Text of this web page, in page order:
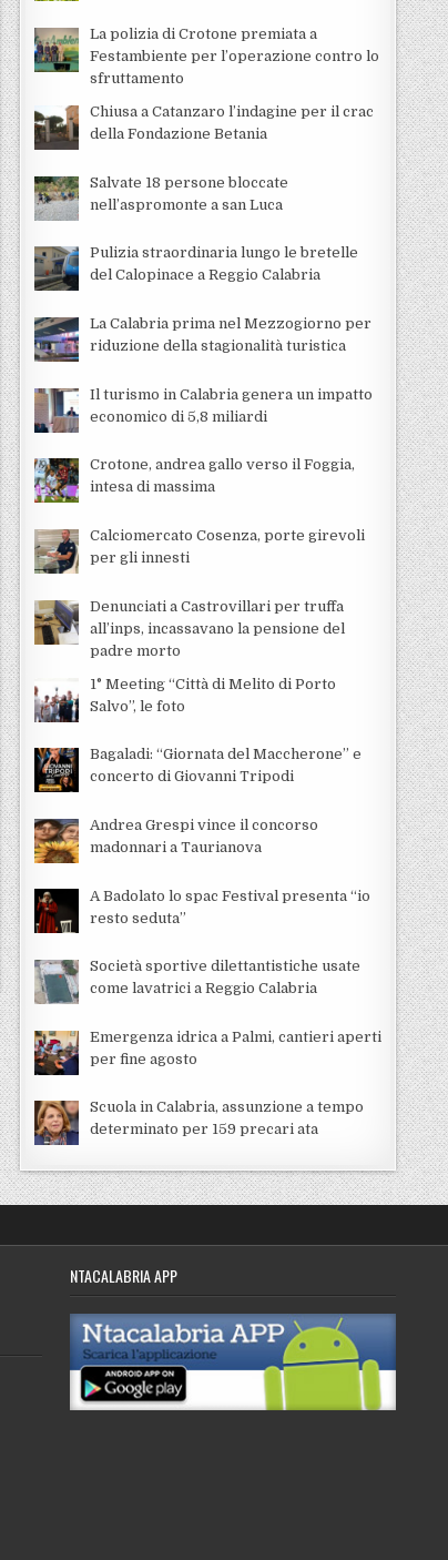
La polizia di Crotone premiata a
Festambiente per l’operazione contro lo
sfruttamento
Chiusa a Catanzaro l’indagine per il crac
della Fondazione Betania
Salvate 18 persone bloccate
nell’aspromonte a san Luca
Pulizia straordinaria lungo le bretelle
del Calopinace a Reggio Calabria
La Calabria prima nel Mezzogiorno per
riduzione della stagionalità turistica
Il turismo in Calabria genera un impatto
economico di 5,8 miliardi
Crotone, andrea gallo verso il Foggia,
intesa di massima
Calciomercato Cosenza, porte girevoli
per gli innesti
Denunciati a Castrovillari per truffa
all’inps, incassavano la pensione del
padre morto
1° Meeting “Città di Melito di Porto
Salvo”, le foto
Bagaladi: “Giornata del Maccherone” e
concerto di Giovanni Tripodi
Andrea Grespi vince il concorso
madonnari a Taurianova
A Badolato lo spac Festival presenta “io
resto seduta”
Società sportive dilettantistiche usate
come lavatrici a Reggio Calabria
Emergenza idrica a Palmi, cantieri aperti
per fine agosto
Scuola in Calabria, assunzione a tempo
determinato per 159 precari ata
NTACALABRIA APP